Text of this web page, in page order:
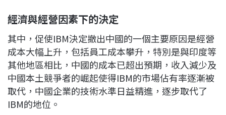
經濟與經營因素下的決定
其中，促使IBM決定撤出中國的一個主要原因是經營
成本大幅上升，包括員工成本攀升，特別是與印度等
其他地區相比，中國的成本已超出預期，收入減少及
中國本土競爭者的崛起使得IBM的市場佔有率逐漸被
取代，中國企業的技術水準日益精進，逐步取代了
IBM的地位。